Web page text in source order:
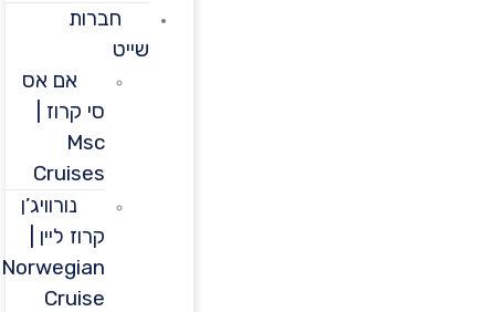
חברות
אם אס
סי קרוז |
Cruises
נורוויג’ן
קרוז ליין |
Norwegian
Cruise